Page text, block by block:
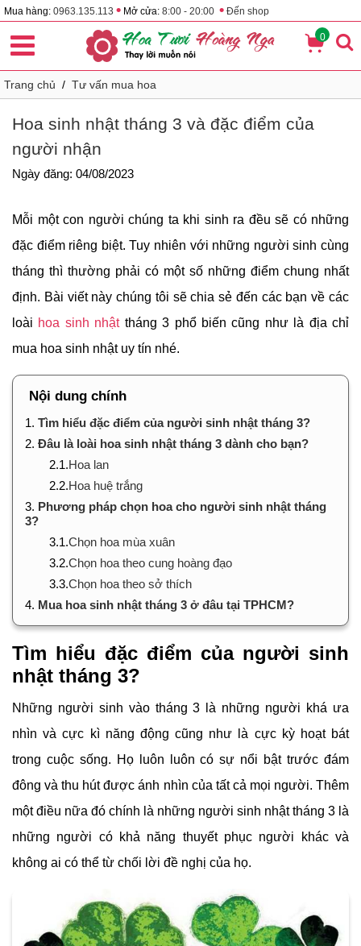
Mua hàng: 0963.135.113 • Mở cửa: 8:00 - 20:00 • Đến shop
0
Trang chủ / Tư vấn mua hoa
Hoa sinh nhật tháng 3 và đặc điểm của
người nhận
Ngày đăng: 04/08/2023
Mỗi một con người chúng ta khi sinh ra đều sẽ có những
đặc điểm riêng biệt. Tuy nhiên với những người sinh cùng
tháng thì thường phải có một số những điểm chung nhất
định. Bài viết này chúng tôi sẽ chia sẻ đến các bạn về các
loài hoa sinh nhậttháng 3 phổ biến cũng như là địa chỉ
mua hoa sinh nhật uy tín nhé.
Nội dung chính
1. Tìm hiểu đặc điểm của người sinh nhật tháng 3?
2. Đâu là loài hoa sinh nhật tháng 3 dành cho bạn?
2.1.Hoa lan
2.2.Hoa huệ trắng
3. Phương pháp chọn hoa cho người sinh nhật tháng
3?
3.1.Chọn hoa mùa xuân
3.2.Chọn hoa theo cung hoàng đạo
3.3.Chọn hoa theo sở thích
4. Mua hoa sinh nhật tháng 3 ở đâu tại TPHCM?
Tìm hiểu đặc điểm của người sinh
nhật tháng 3?
Những người sinh vào tháng 3 là những người khá ưa
nhìn và cực kì năng động cũng như là cực kỳ hoạt bát
trong cuộc sống. Họ luôn luôn có sự nổi bật trước đám
đông và thu hút được ánh nhìn của tất cả mọi người. Thêm
một điều nữa đó chính là những người sinh nhật tháng 3 là
những người có khả năng thuyết phục người khác và
không ai có thể từ chối lời đề nghị của họ.